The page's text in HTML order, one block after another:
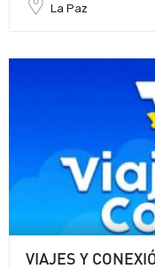
La Paz
VIAJES Y